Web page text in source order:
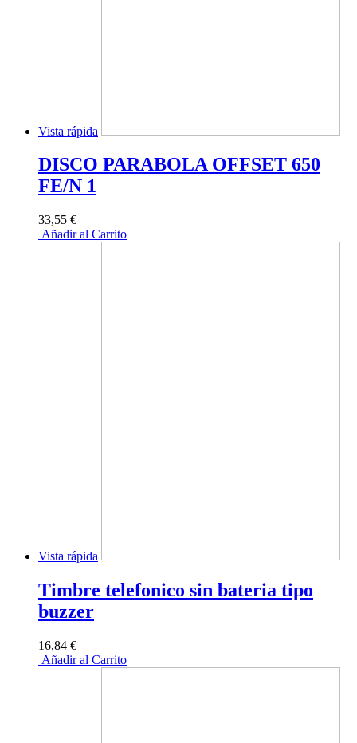
Vista rápida
DISCO PARABOLA OFFSET 650
FE/N 1
33,55 €
Añadir al Carrito
Vista rápida
Timbre telefonico sin bateria tipo
buzzer
16,84 €
Añadir al Carrito